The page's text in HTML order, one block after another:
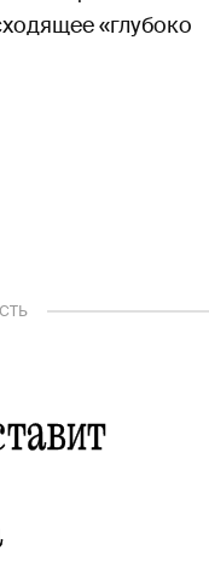
«глубоко